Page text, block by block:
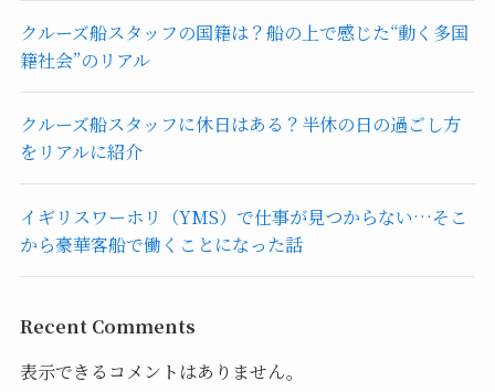
クルーズ船スタッフの国籍は？船の上で感じた“動く多国
籍社会”のリアル
クルーズ船スタッフに休日はある？半休の日の過ごし方
をリアルに紹介
イギリスワーホリ（YMS）で仕事が見つからない…そこ
から豪華客船で働くことになった話
Recent Comments
表示できるコメントはありません。